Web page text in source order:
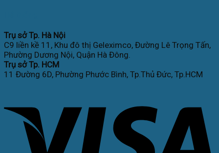
Trụ sở Tp. Hà Nội
C9 liền kề 11, Khu đô thị Geleximco, Đường Lê Trọng Tấn,
Phường Dương Nội, Quận Hà Đông.
Trụ sở Tp. HCM
11 Đường 6D, Phường Phước Bình, Tp.Thủ Đức, Tp.HCM